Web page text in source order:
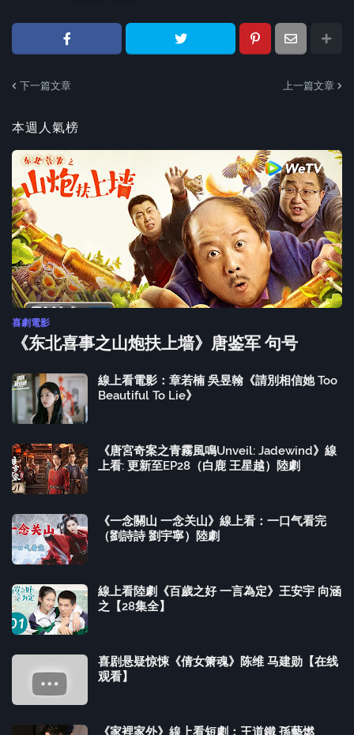
下一篇文章 上一篇文章
本週人氣榜
喜劇電影
《东北喜事之山炮扶上墙》唐鉴军 句号
線上看電影：章若楠 吳昱翰《請別相信她 Too
Beautiful To Lie》
《唐宮奇案之青霧風鳴Unveil: Jadewind》線
上看: 更新至EP28（白鹿 王星越）陸劇
《一念關山 一念关山》線上看：一口气看完
（劉詩詩 劉宇寧）陸劇
線上看陸劇《百歲之好 一言為定》王安宇 向涵
之【28集全】
喜剧悬疑惊悚《倩女箫魂》陈维 马建勋【在线
观看】
《家裡家外》線上看短劇：王道鐵 孫藝燃